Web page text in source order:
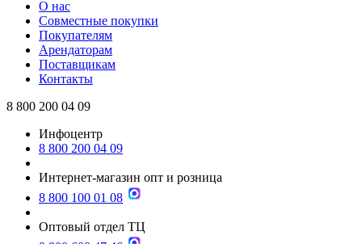
О нас
Совместные покупки
Покупателям
Арендаторам
Поставщикам
Контакты
8 800 200 04 09
Инфоцентр
8 800 200 04 09
Интернет-магазин опт и розница
8 800 100 01 08
Оптовый отдел ТЦ